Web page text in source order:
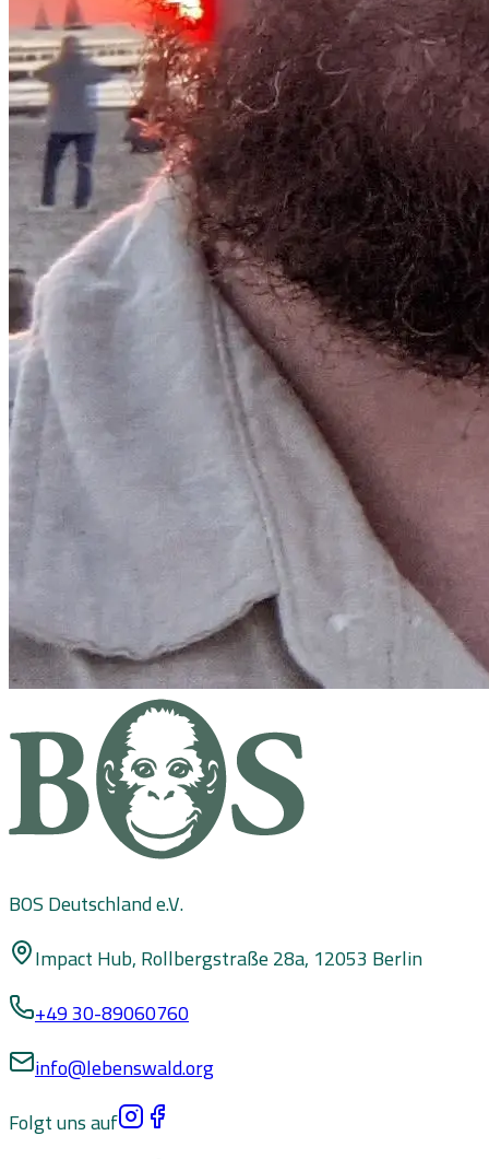
BOS Deutschland e.V.
Impact Hub, Rollbergstraße 28a, 12053 Berlin
+49 30-89060760
info@lebenswald.org
Folgt uns auf